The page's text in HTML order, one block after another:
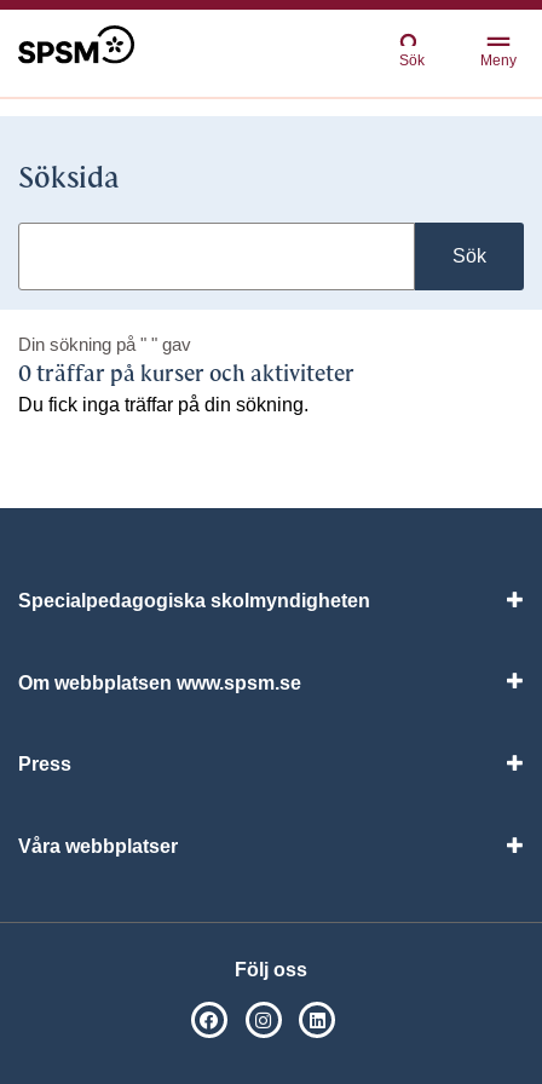
Sök Meny
Söksida
Sök
Din sökning på " " gav
0 träffar på kurser och aktiviteter
Du fick inga träffar på din sökning.
Specialpedagogiska skolmyndigheten
Om webbplatsen www.spsm.se
Press
Våra webbplatser
Följ oss
SPSM på Facebook
SPSM på Instagram